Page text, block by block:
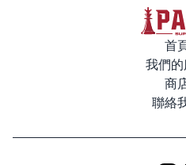
首
我們
商
聯絡